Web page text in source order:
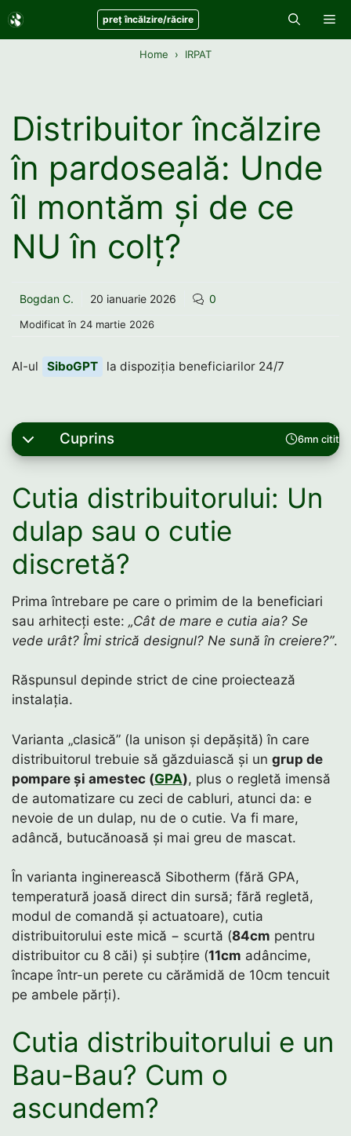
Sari
la
preț încălzire/răcire
Home IRPAT
Distribuitor încălzire
în pardoseală: Unde
îl montăm și de ce
NU în colț?
Bogdan C. 20 ianuarie 2026 0
Modificat în 24 martie 2026
AI-ul SiboGPT la dispoziția beneficiarilor 24/7
6mn citit
Cuprins
Cutia distribuitorului: Un
dulap sau o cutie
discretă?
Prima întrebare pe care o primim de la beneficiari
sau arhitecți este: „Cât de mare e cutia aia? Se
vede urât? Îmi strică designul? Ne sună în creiere?”.
Răspunsul depinde strict de cine proiectează
instalația.
Varianta „clasică” (la unison și depășită) în care
distribuitorul trebuie să găzduiască și un grup de
pompare și amestec (GPA), plus o regletă imensă
de automatizare cu zeci de cabluri, atunci da: e
nevoie de un dulap, nu de o cutie. Va fi mare,
adâncă, butucănoasă și mai greu de mascat.
În varianta inginerească Sibotherm (fără GPA,
temperatură joasă direct din sursă; fără regletă,
modul de comandă și actuatoare), cutia
distribuitorului este mică − scurtă (84cm pentru
distribuitor cu 8 căi) și subțire (11cm adâncime,
încape într-un perete cu cărămidă de 10cm tencuit
pe ambele părți).
Cutia distribuitorului e un
Bau-Bau? Cum o
ascundem?